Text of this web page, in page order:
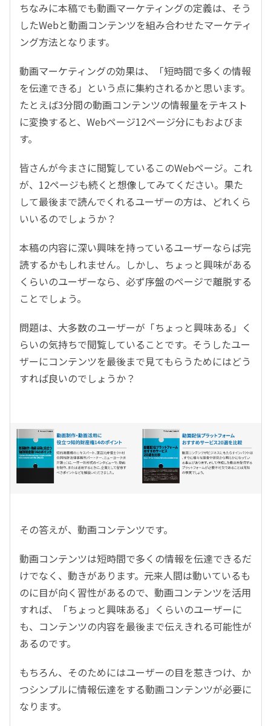
ちなみに本稿でも動画マーケティングの定義は、そう
したWebと動画コンテンツを組み合わせたマーケティ
ング方法となります。
動画マーケティングの効果は、「短時間で多くの情報
を伝達できる」という点に集約されるかと思います。
たとえば3分間の動画コンテンツの情報量をテキスト
に変換すると、Webページ12ページ分にもおよびま
す。
皆さんが今まさに閲覧しているこのWebページ。これ
が、12ページも続くと想像してみてください。果た
して最後まで読んでくれるユーザーの方は、どれくら
いいるのでしょうか？
本稿の内容に深い興味を持っているユーザーならば完
読するかもしれません。しかし、ちょっと興味がある
くらいのユーザーなら、必ず序盤のページで離脱する
ことでしょう。
問題は、大多数のユーザーが「ちょっと興味ある」く
らいの気持ちで閲覧していることです。そうしたユー
ザーにコンテンツを最後まで見てもらうためにはどう
すれば良いのでしょうか？
その答えが、動画コンテンツです。
動画コンテンツは短時間で多くの情報を伝達できるだ
けでなく、動きがあります。元来人間は動いているも
のに目が向く習性があるので、動画コンテンツを活用
すれば、「ちょっと興味ある」くらいのユーザーに
も、コンテンツの内容を最後まで伝えきれる可能性が
あるのです。
もちろん、そのためにはユーザーの目を惹きつけ、か
つシンプルに情報伝達をする動画コンテンツが必要に
なります。